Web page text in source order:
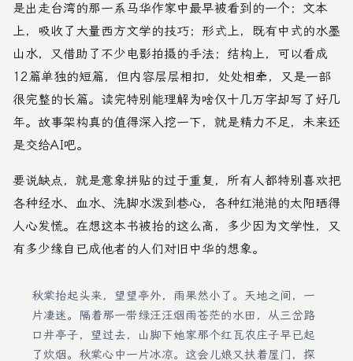
是出走台湾的那一系马华作家中最早被看到的一个；文本
上，吸收了大量西方文学的技巧；形式上，既有中式的水墨
山水，又借助了不少电影拍摄的手法；结构上，可以看成
12篇单独的短篇，但内容层层相扣，处处相牵，又是一部
很完整的长篇。读完特别能理解为啥仅十几万字却写了好几
年。故事架构真的值得深入挖一下，就是精力不足，未来还
是交给AI吧。
要说缺点，就是意象拼贴的过于重复，所有人都特别喜欢把
各种经水、血水、洗脚水泼到巷心，各种红滟滟的太阳晒得
人心发慌。在想这本书被抬的这么高，多少因为文学性，又
有多少缘自已成他者的人们对旧中华的想象。
秋棠抬起头来，望望亭外，雨果然小了。天地之间，一
片凄迷。隔着那一带绿汪汪烟雨苍茫的水田，从三岔路
口井亭子，望过去，山脚下她家那个红瓦农庄子早已起
了炊烟。秋棠心中一片冰凉。这会儿娘又扶着屋门，探